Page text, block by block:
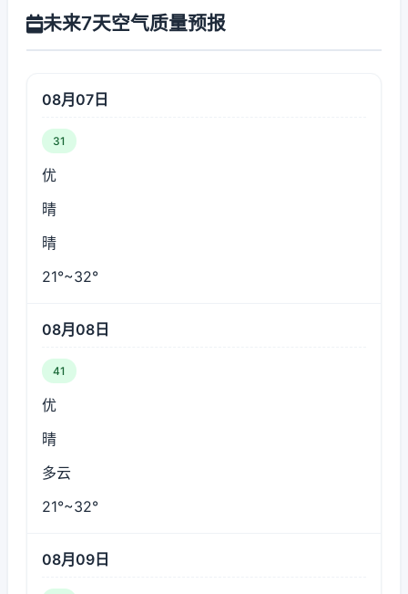
未来7天空气质量预报
08月07日
31
优
晴
晴
21°~32°
08月08日
41
优
晴
多云
21°~32°
08月09日